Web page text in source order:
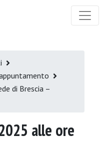
di Brescia –
alle ore